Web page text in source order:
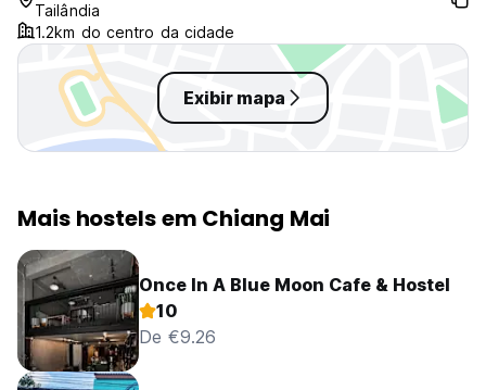
Tailândia
1.2km do centro da cidade
Exibir mapa
Mais hostels em Chiang Mai
Once In A Blue Moon Cafe & Hostel
10
De €9.26